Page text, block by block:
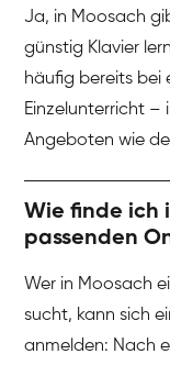
Ja, in Moosach
günstig Klavier
häufig bereits bei
Einzelunterricht –
Angeboten wie
Wie finde ich
passenden
Wer in Moosach
sucht, kann sich
anmelden: Nach